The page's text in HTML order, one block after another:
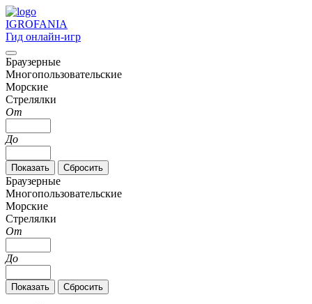
IGROFANIA
Гид онлайн-игр
Браузерные
Многопользовательские
Морские
Стрелялки
От
До
Браузерные
Многопользовательские
Морские
Стрелялки
От
До